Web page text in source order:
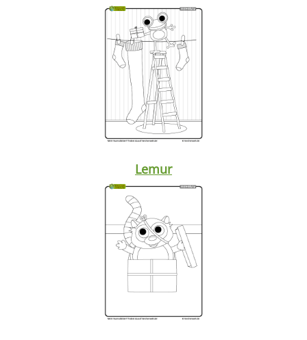
Lemur